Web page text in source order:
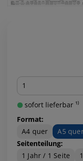
Menge
sofort lieferbar ¹⁾
Format:
A4 quer
A5
Seitenteilung:
1 Jahr / 1 Seite